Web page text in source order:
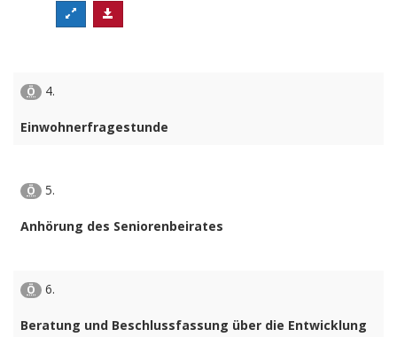
Ö 4.
Einwohnerfragestunde
Ö 5.
Anhörung des Seniorenbeirates
Ö 6.
Beratung und Beschlussfassung über die Entwicklung